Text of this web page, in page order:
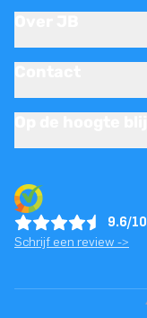
9.6/10
Schrijf een review ->